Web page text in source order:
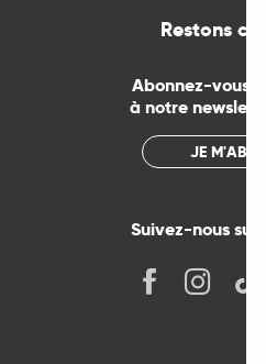
Restons
Abonnez-vous
à notre
JE
Suivez-nous sur